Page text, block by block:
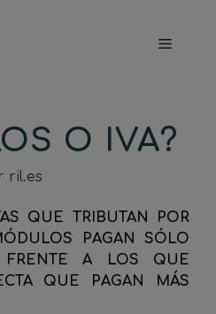
Menú
O IVA?
ril.es
QUE TRIBUTAN POR
PAGAN SÓLO
A LOS QUE
QUE PAGAN MÁS